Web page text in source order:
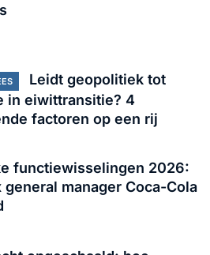
Leidt geopolitiek tot
in eiwittransitie? 4
factoren op een rij
functiewisselingen 2026:
general manager Coca-Cola